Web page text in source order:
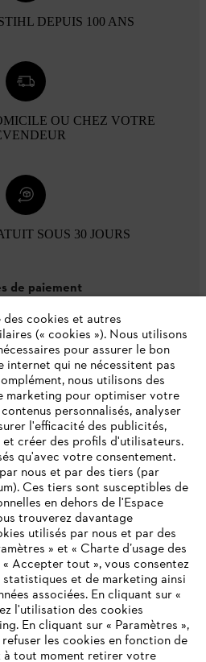
DEPUIS 100 ANS
OU CHEZ VOTRE
SOUS 30 JOURS
de paiement
INTERNET
EN CHARGE
cookies et autres
(« cookies »). Nous utilisons
pour assurer le bon
internet qui ne nécessitent pas
nous utilisons des
marketing pour optimiser votre
personnalisés, analyser
l'efficacité des publicités,
créer des profils d'utilisateurs.
qu'avec votre consentement.
nous et par des tiers (par
Ces tiers sont susceptibles de
en dehors de l'Espace
trouverez davantage
utilisés par nous et par des
» et « Charte d’usage des
Accepter tout », vous consentez
et de marketing ainsi
associées. En cliquant sur «
l'utilisation des cookies
En cliquant sur « Paramètres »,
les cookies en fonction de
à tout moment retirer votre